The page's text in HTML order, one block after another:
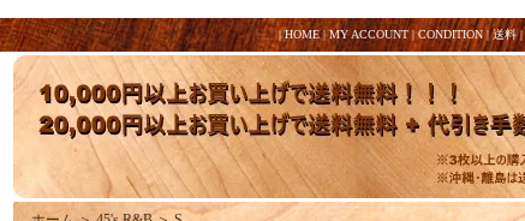
|HOME|MY ACCOUNT |CONDITION |送料|